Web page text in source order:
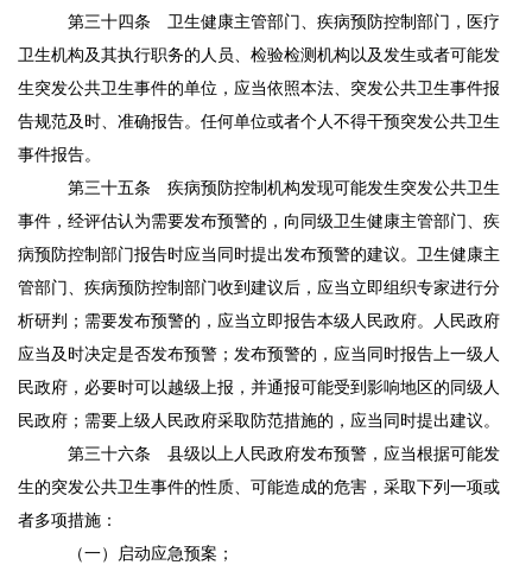
第三十四条 卫生健康主管部门、疾病预防控制部门，医疗
卫生机构及其执行职务的人员、检验检测机构以及发生或者可能发
生突发公共卫生事件的单位，应当依照本法、突发公共卫生事件报
告规范及时、准确报告。任何单位或者个人不得干预突发公共卫生
事件报告。
第三十五条 疾病预防控制机构发现可能发生突发公共卫生
事件，经评估认为需要发布预警的，向同级卫生健康主管部门、疾
病预防控制部门报告时应当同时提出发布预警的建议。卫生健康主
管部门、疾病预防控制部门收到建议后，应当立即组织专家进行分
析研判；需要发布预警的，应当立即报告本级人民政府。人民政府
应当及时决定是否发布预警；发布预警的，应当同时报告上一级人
民政府，必要时可以越级上报，并通报可能受到影响地区的同级人
民政府；需要上级人民政府采取防范措施的，应当同时提出建议。
第三十六条 县级以上人民政府发布预警，应当根据可能发
生的突发公共卫生事件的性质、可能造成的危害，采取下列一项或
者多项措施：
（一）启动应急预案；